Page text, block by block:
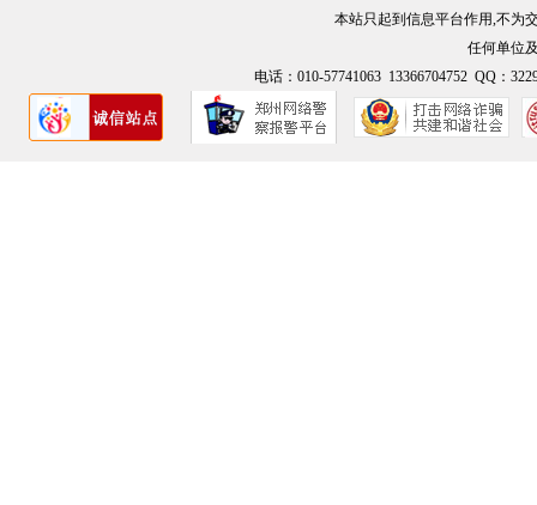
本站只起到信息平台作用,不为
任何单位
电话：010-57741063 13366704752 QQ：